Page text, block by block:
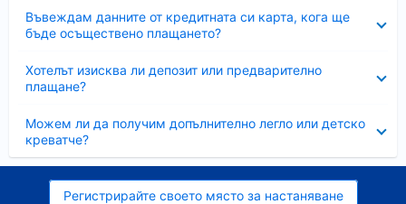
Въвеждам данните от кредитната си карта, кога ще
бъде осъществено плащането?
Хотелът изисква ли депозит или предварително
плащане?
Можем ли да получим допълнително легло или детско
креватче?
Регистрирайте своето място за настаняване